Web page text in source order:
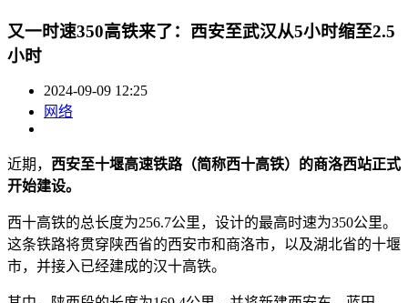
又一时速350高铁来了：西安至武汉从5小时缩至2.5
小时
2024-09-09 12:25
网络
近期， 西安至十堰高速铁路（简称西十高铁）的商洛西站正式
开始建设。
西十高铁的总长度为256.7公里，设计的最高时速为350公里。
这条铁路将贯穿陕西省的西安市和商洛市，以及湖北省的十堰
市，并接入已经建成的汉十高铁。